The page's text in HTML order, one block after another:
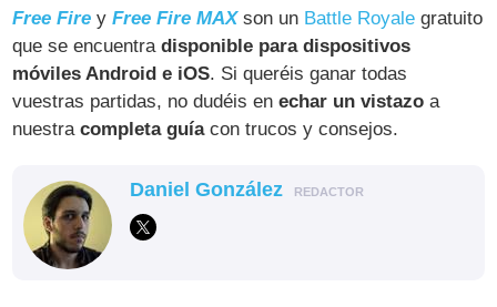
Free Fire yFree Fire MAXson un Battle Royale gratuito
que se encuentradisponible para dispositivos
móviles Android e iOS. Si queréis ganar todas
vuestras partidas, no dudéis enechar un vistazo a
nuestracompleta guíacon trucos y consejos.
Daniel González REDACTOR